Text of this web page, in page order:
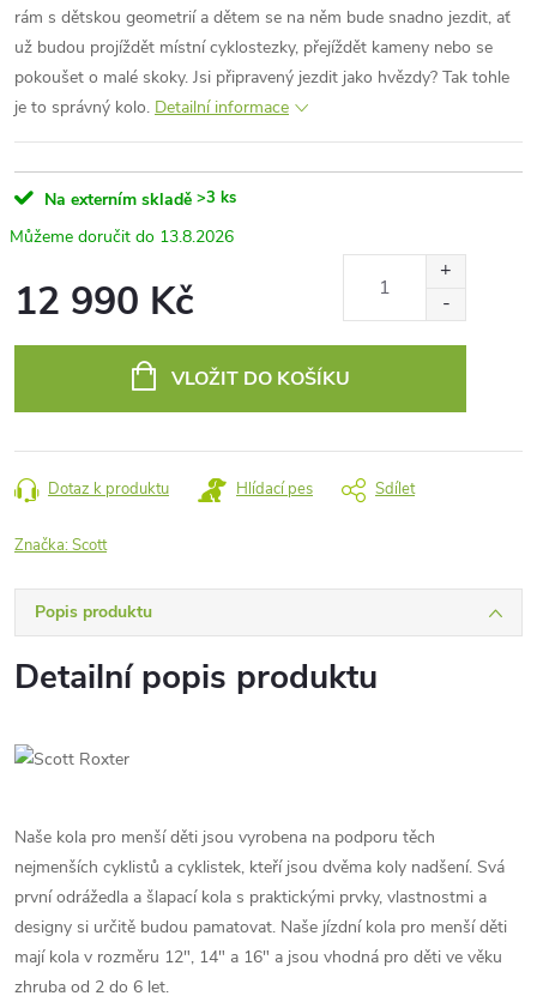
rám s dětskou geometrií a dětem se na něm bude snadno jezdit, ať
už budou projíždět místní cyklostezky, přejíždět kameny nebo se
pokoušet o malé skoky. Jsi připravený jezdit jako hvězdy? Tak tohle
je to správný kolo. Detailní informace
Na externím skladě >3 ks
13.8.2026
12 990 Kč
VLOŽIT DO KOŠÍKU
Dotaz k produktu Hlídací pes Sdílet
Značka:Scott
Popis produktu
Detailní popis produktu
Naše kola pro menší děti jsou vyrobena na podporu těch
nejmenších cyklistů a cyklistek, kteří jsou dvěma koly nadšení. Svá
první odrážedla a šlapací kola s praktickými prvky, vlastnostmi a
designy si určitě budou pamatovat. Naše jízdní kola pro menší děti
mají kola v rozměru 12", 14" a 16" a jsou vhodná pro děti ve věku
zhruba od 2 do 6 let.